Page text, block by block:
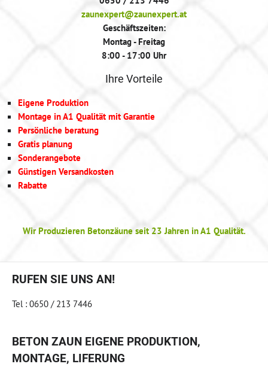
zaunexpert@zaunexpert.at
Geschäftszeiten:
Montag - Freitag
8:00 - 17:00 Uhr
Ihre Vorteile
Eigene Produktion
Montage in A1 Qualität mit Garantie
Persönliche beratung
Gratis planung
Sonderangebote
Günstigen Versandkosten
Rabatte
Wir Produzieren Betonzäune seit 23 Jahren in A1 Qualität.
RUFEN SIE UNS AN!
Tel : 0650 / 213 7446
BETON ZAUN EIGENE PRODUKTION,
MONTAGE, LIFERUNG